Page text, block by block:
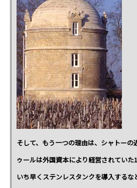
そして、もう一つの理由は、シャトーの
ゥールは外国資本により経営されていた
いち早くステンレスタンクを導入するな